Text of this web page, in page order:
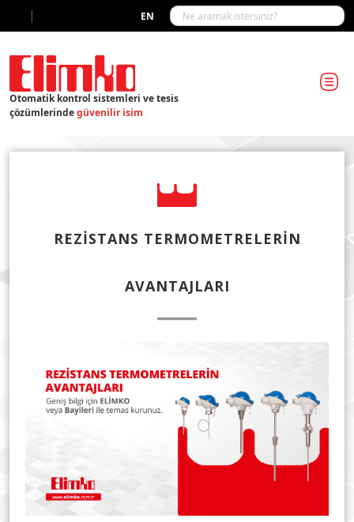
EN
|
Otomatik kontrol sistemleri ve tesis
çözümlerindegüvenilir isim
REZISTANS TERMOMETRELERIN
AVANTAJLARI